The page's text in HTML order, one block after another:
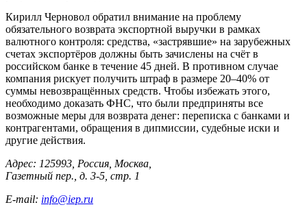
Кирилл Черновол обратил внимание на проблему
обязательного возврата экспортной выручки в рамках
валютного контроля: средства, «застрявшие» на зарубежных
счетах экспортёров должны быть зачислены на счёт в
российском банке в течение 45 дней. В противном случае
компания рискует получить штраф в размере 20–40% от
суммы невозвращённых средств. Чтобы избежать этого,
необходимо доказать ФНС, что были предприняты все
возможные меры для возврата денег: переписка с банками и
контрагентами, обращения в дипмиссии, судебные иски и
другие действия.
Адрес: 125993, Россия, Москва,
Газетный пер., д. 3-5, стр. 1
E-mail: info@iep.ru